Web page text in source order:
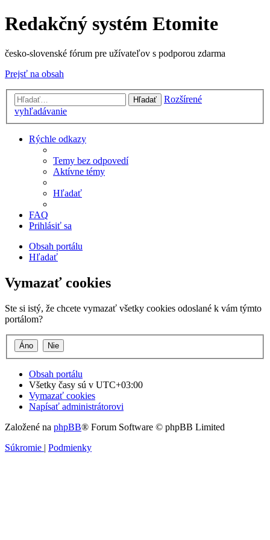
Redakčný systém Etomite
česko-slovenské fórum pre užívateľov s podporou zdarma
Prejsť na obsah
Hľadať
Rozšírené
vyhľadávanie
Rýchle odkazy
Temy bez odpovedí
Aktívne témy
Hľadať
FAQ
Prihlásiť sa
Obsah portálu
Hľadať
Vymazať cookies
Ste si istý, že chcete vymazať všetky cookies odoslané k vám týmto
portálom?
Obsah portálu
Všetky časy sú v UTC+03:00
Vymazať cookies
Napísať administrátorovi
Založené na phpBB® Forum Software © phpBB Limited
Súkromie | Podmienky